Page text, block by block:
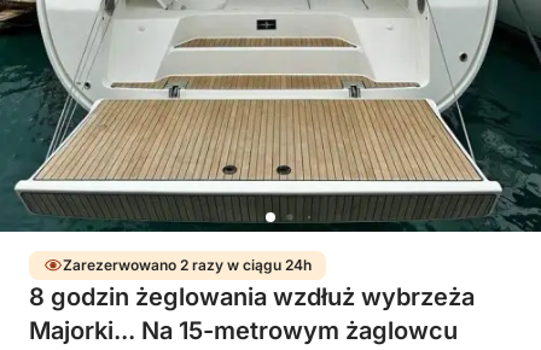
Zarezerwowano 2 razy w ciągu 24h
8 godzin żeglowania wzdłuż wybrzeża
Majorki... Na 15-metrowym żaglowcu